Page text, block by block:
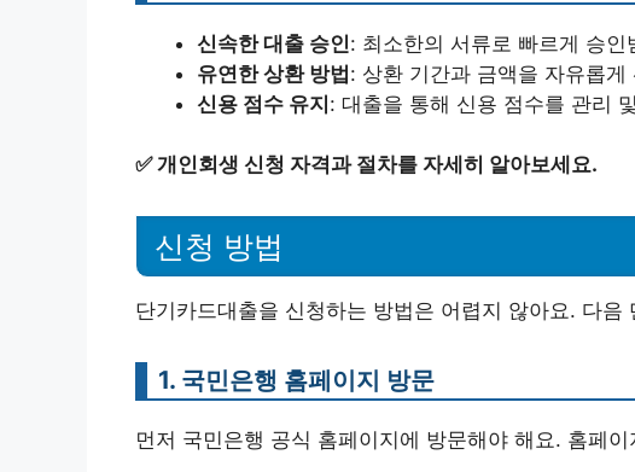
신속한 대출 승인: 최소한의 서류로 빠르게 승인
유연한 상환 방법: 상환 기간과 금액을 자유롭게
신용 점수 유지: 대출을 통해 신용 점수를 관리
✅개인회생 신청 자격과 절차를 자세히 알아보세요.
신청 방법
단기카드대출을 신청하는 방법은 어렵지 않아요. 다음
1. 국민은행 홈페이지 방문
먼저 국민은행 공식 홈페이지에 방문해야 해요. 홈페이